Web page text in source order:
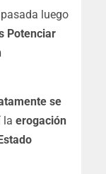
luego
Potenciar
se
la erogación